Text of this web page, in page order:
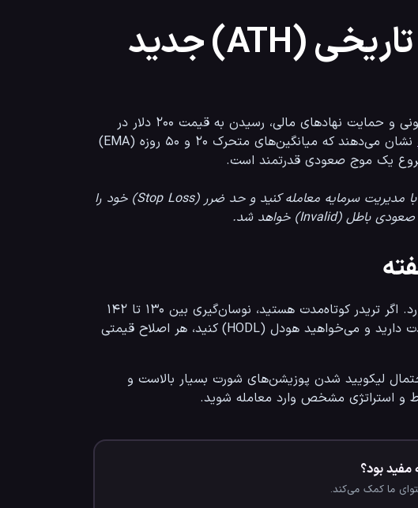
آیا زمان رسیدن به سقف تاریخی (ATH) جدید
نکته مهم: در بازار کریپتو هیچ قطعیتی وجود ندارد. همیشه با مدیریت سرمایه معامله کنید و حد ضرر (Stop Loss) خود را
استراتژی مشخص وارد معامله شوید.
مفید بود؟
ما کمک می‌کند.